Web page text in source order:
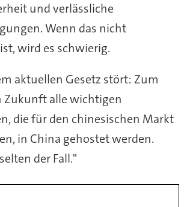
und verlässliche
Wenn das nicht
wird es schwierig.
aktuellen Gesetz stört: Zum
Zukunft alle wichtigen
die für den chinesischen Markt
in China gehostet werden.
der Fall."